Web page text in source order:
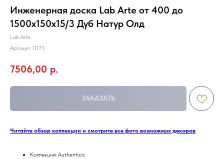
Инженерная доска Lab Arte от 400 до
1500х150х15/3 Дуб Натур Олд
Lab Arte
Артикул: 11175
7506,00 р.
ЗАКАЗАТЬ
Читайте обзор коллекции и смотрите все фото возможных декоров
Коллекция: Authentica